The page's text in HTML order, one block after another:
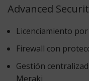
Advanced
Licenciamiento
Firewall con
Gestión
Meraki